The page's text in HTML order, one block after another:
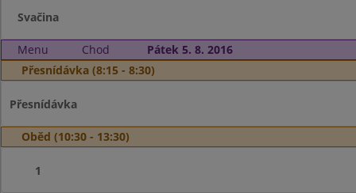
Svačina
Menu Chod
Pátek 5. 8. 2016
Přesnídávka (8:15 - 8:30)
Přesnídávka
Oběd (10:30 - 13:30)
1